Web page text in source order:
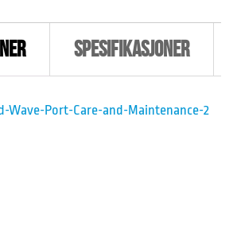
SPESIFIKASJONER
Wave-Port-Care-and-Maintenance-2